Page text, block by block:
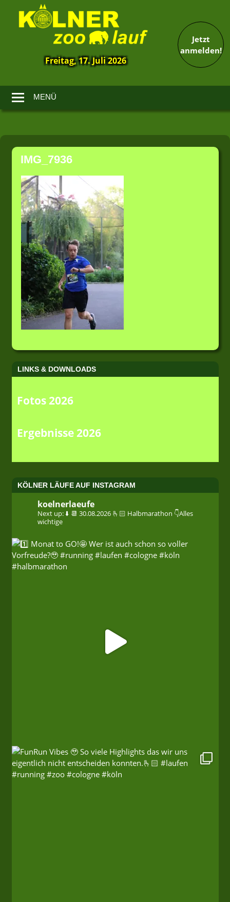
Zoolauf
Freitag, 17. Juli 2026
Jetzt
anmelden!
MENÜ
Zum
Inhalt
springenIMG_7936
LINKS & DOWNLOADS
Fotos 2026
Ergebnisse 2026
KÖLNER LÄUFE AUF INSTAGRAM
koelnerlaeufe
Next up: ⬇️ 📆 30.08.2026 🫰🏻 Halbmarathon 👇Alles
wichtige